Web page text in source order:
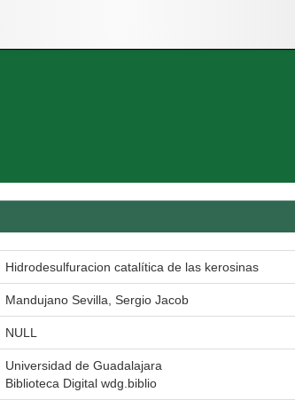
Hidrodesulfuracion catalítica de las kerosinas
Mandujano Sevilla, Sergio Jacob
NULL
Universidad de Guadalajara
Biblioteca Digital wdg.biblio